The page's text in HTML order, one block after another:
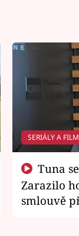
SERIÁLY A
Zarazilo
smlouvě